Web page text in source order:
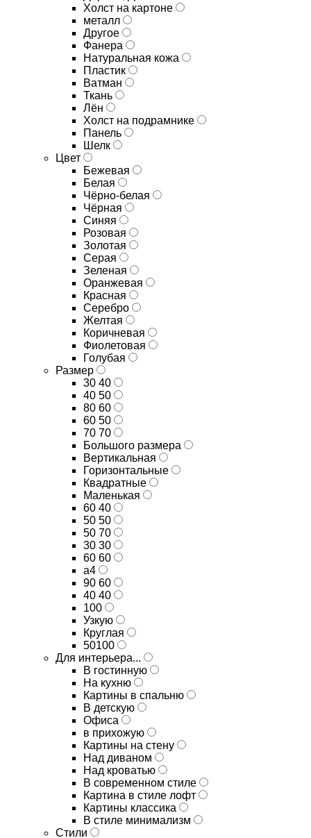
Холст на картоне
металл
Другое
Фанера
Натуральная кожа
Пластик
Ватман
Ткань
Лён
Холст на подрамнике
Панель
Шелк
Цвет
Бежевая
Белая
Чёрно-белая
Чёрная
Синяя
Розовая
Золотая
Серая
Зеленая
Оранжевая
Красная
Серебро
Желтая
Коричневая
Фиолетовая
Голубая
Размер
30 40
40 50
80 60
60 50
70 70
Большого размера
Вертикальная
Горизонтальные
Квадратные
Маленькая
60 40
50 50
50 70
30 30
60 60
а4
90 60
40 40
100
Узкую
Круглая
50100
Для интерьера...
В гостинную
На кухню
Картины в спальню
В детскую
Офиса
в прихожую
Картины на стену
Над диваном
Над кроватью
В современном стиле
Картина в стиле лофт
Картины классика
В стиле минимализм
Стили